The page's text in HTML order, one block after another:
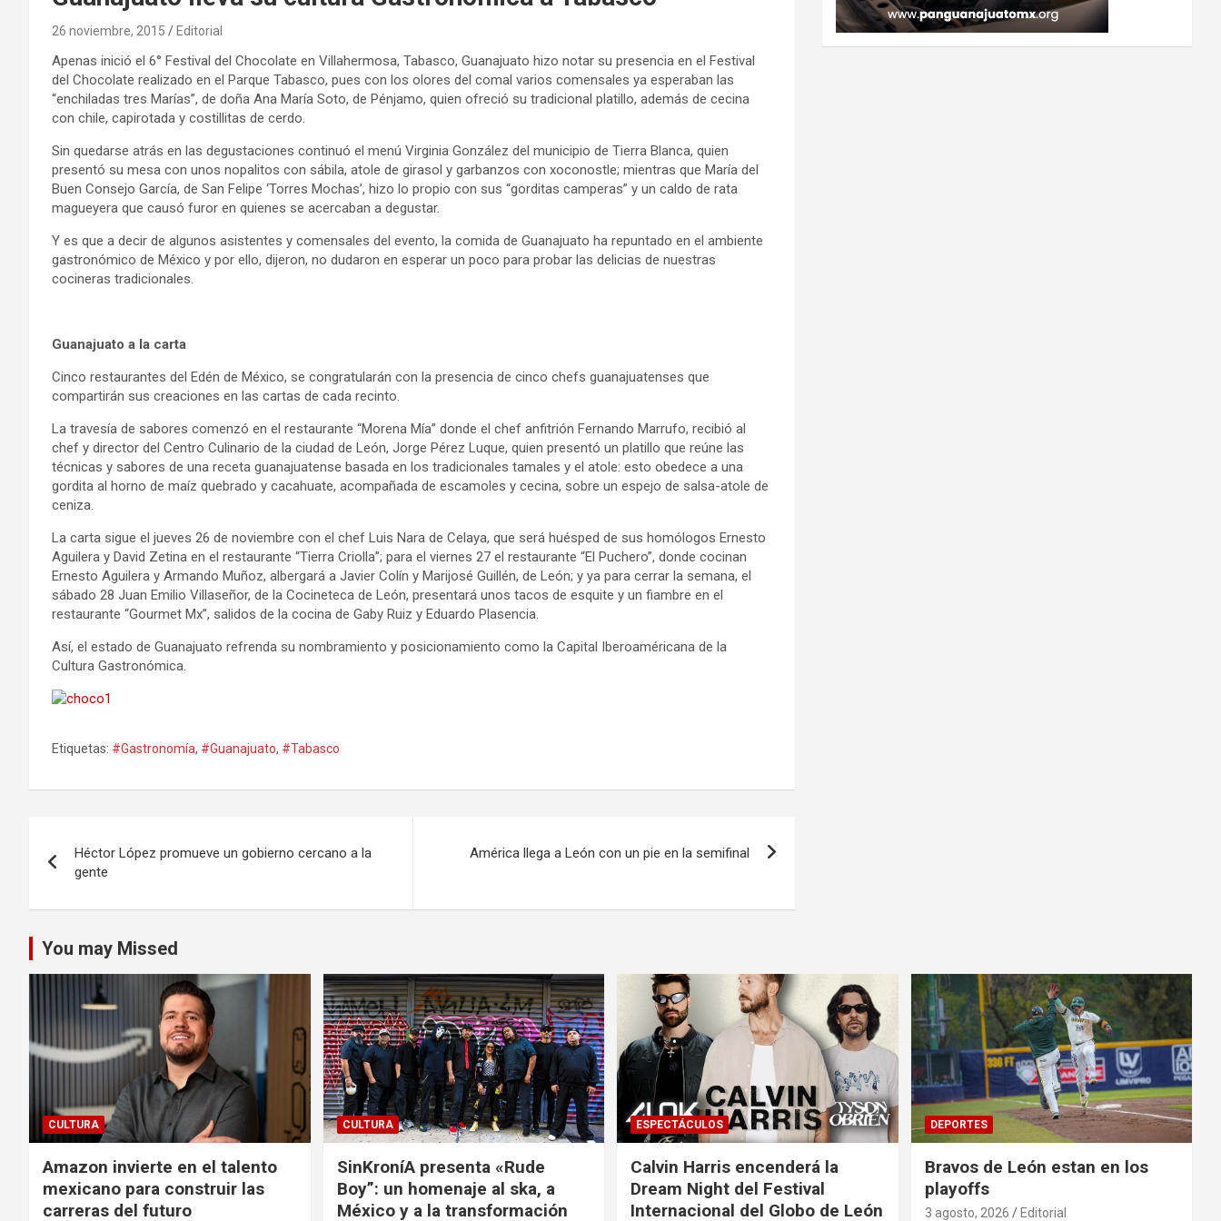
26 noviembre, 2015 Editorial
Apenas inició el 6° Festival del Chocolate en Villahermosa, Tabasco, Guanajuato hizo notar su presencia en el Festival
del Chocolate realizado en el Parque Tabasco, pues con los olores del comal varios comensales ya esperaban las
“enchiladas tres Marías”, de doña Ana María Soto, de Pénjamo, quien ofreció su tradicional platillo, además de cecina
con chile, capirotada y costillitas de cerdo.
Sin quedarse atrás en las degustaciones continuó el menú Virginia González del municipio de Tierra Blanca, quien
presentó su mesa con unos nopalitos con sábila, atole de girasol y garbanzos con xoconostle; mientras que María del
Buen Consejo García, de San Felipe ‘Torres Mochas’, hizo lo propio con sus “gorditas camperas” y un caldo de rata
magueyera que causó furor en quienes se acercaban a degustar.
Y es que a decir de algunos asistentes y comensales del evento, la comida de Guanajuato ha repuntado en el ambiente
gastronómico de México y por ello, dijeron, no dudaron en esperar un poco para probar las delicias de nuestras
cocineras tradicionales.
Guanajuato a la carta
Cinco restaurantes del Edén de México, se congratularán con la presencia de cinco chefs guanajuatenses que
compartirán sus creaciones en las cartas de cada recinto.
La travesía de sabores comenzó en el restaurante “Morena Mía” donde el chef anfitrión Fernando Marrufo, recibió al
chef y director del Centro Culinario de la ciudad de León, Jorge Pérez Luque, quien presentó un platillo que reúne las
técnicas y sabores de una receta guanajuatense basada en los tradicionales tamales y el atole: esto obedece a una
gordita al horno de maíz quebrado y cacahuate, acompañada de escamoles y cecina, sobre un espejo de salsa-atole de
ceniza.
La carta sigue el jueves 26 de noviembre con el chef Luis Nara de Celaya, que será huésped de sus homólogos Ernesto
Aguilera y David Zetina en el restaurante “Tierra Criolla”; para el viernes 27 el restaurante “El Puchero”, donde cocinan
Ernesto Aguilera y Armando Muñoz, albergará a Javier Colín y Marijosé Guillén, de León; y ya para cerrar la semana, el
sábado 28 Juan Emilio Villaseñor, de la Cocineteca de León, presentará unos tacos de esquite y un fiambre en el
restaurante “Gourmet Mx”, salidos de la cocina de Gaby Ruiz y Eduardo Plasencia.
Así, el estado de Guanajuato refrenda su nombramiento y posicionamiento como la Capital Iberoaméricana de la
Cultura Gastronómica.
Etiquetas: #Gastronomía, #Guanajuato, #Tabasco
de
entradas
Héctor López promueve un gobierno cercano a la
gente
América llega a León con un pie en la semifinal
You may Missed
CULTURA
Amazon invierte en el talento
mexicano para construir las
carreras del futuro
CULTURA
SinKroníA presenta «Rude
Boy”: un homenaje al ska, a
México y a la transformación
ESPECTÁCULOS
Calvin Harris encenderá la
Dream Night del Festival
Internacional del Globo de León
DEPORTES
Bravos de León estan en los
playoffs
3 agosto, 2026 Editorial